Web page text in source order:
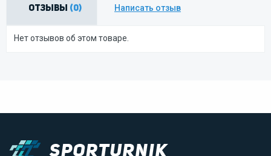
Отзывы (0) Написать отзыв
Нет отзывов об этом товаре.